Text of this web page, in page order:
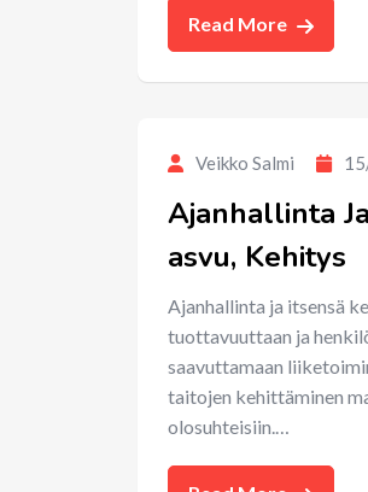
Read More
Veikko Salmi
Ajanhallinta
asvu, Kehitys
Ajanhallinta ja itsensä
tuottavuuttaan ja
saavuttamaan
taitojen kehittäminen
olosuhteisiin.…